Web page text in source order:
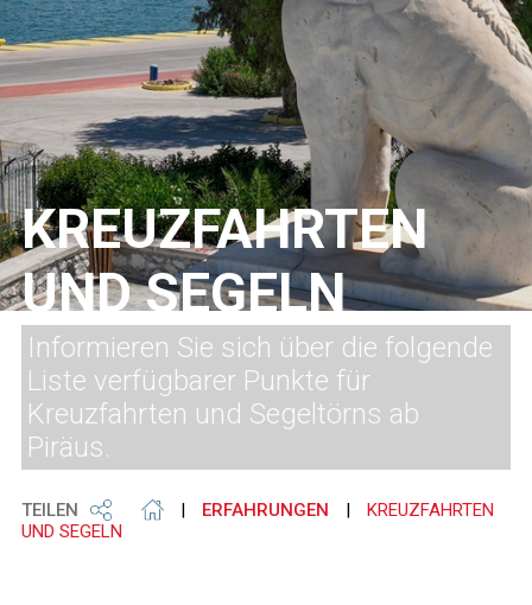
KREUZFAHRTEN
UND SEGELN
Informieren Sie sich über die folgende
Liste verfügbarer Punkte für
Kreuzfahrten und Segeltörns ab
Piräus.
TEILEN | ERFAHRUNGEN |
KREUZFAHRTEN
UND SEGELN